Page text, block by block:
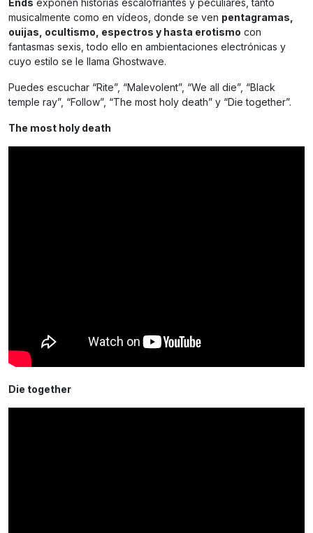
Ends exponen historias escalofriantes y peculiares, tanto
musicalmente como en vídeos, donde se ven pentagramas,
ouijas, ocultismo, espectros y hasta erotismo con
fantasmas sexis, todo ello en ambientaciones electrónicas y
cuyo estilo se le llama Ghostwave.
Puedes escuchar “Rite”, “Malevolent”, “We all die”, “Black
temple ray”, “Follow”, “The most holy death” y “Die together”.
The most holy death
Die together